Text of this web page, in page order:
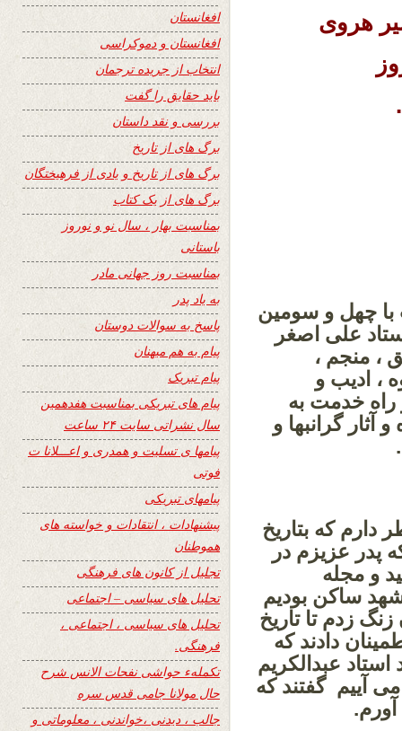
هروی
مصادف است با چهل و سومین
علی اصغر
، منجم ،
، ادیب و
راه خدمت به
گرانبها و
که بتاریخ
حالیکه پدر عزیزم در
و مجله
ساکن بودیم
زدم تا تاریخ
دادند که
عبدالکریم
آییم گفتند که
افغانستان
افغانستان و دموکراسی
انتخاب از جریده ترجمان
باید حقایق را گفت
بررسی و نقد داستان
برگ های از تاریخ
برگ های از تاریخ و یادی از فرهیختگان
برگ های از یک کتاب
بمناسبت بهار ، سال نو و نوروز
باستانی
بمناسبت روز جهانی مادر
به یاد پدر
پاسخ به سوالات دوستان
پیام به هم میهنان
پیام تبریک
پیام های تبریکی بمناسبت هفدهمین
سال نشراتی سایت ۲۴ ساعت
پیامها ی تسلیت و همدری و اعـــلانا ت
فوتی
پیامهای تبریکی
پیشنهادات ، انتقادات و خواسته های
هموطنان
تجلیل از کانون های فرهنگی
تحلیل های سیاسی – اجتماعی
تحلیل های سیاسی ، اجتماعی ،
فرهنگی.
تکملهء حواشی نفحات الانس شرح
حال مولانا جامی قدس سره
جالب ، دیدنی ،خواندنی ، معلوماتی و